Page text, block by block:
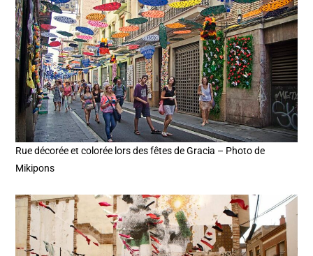
Rue décorée et colorée lors des fêtes de Gracia – Photo de
Mikipons